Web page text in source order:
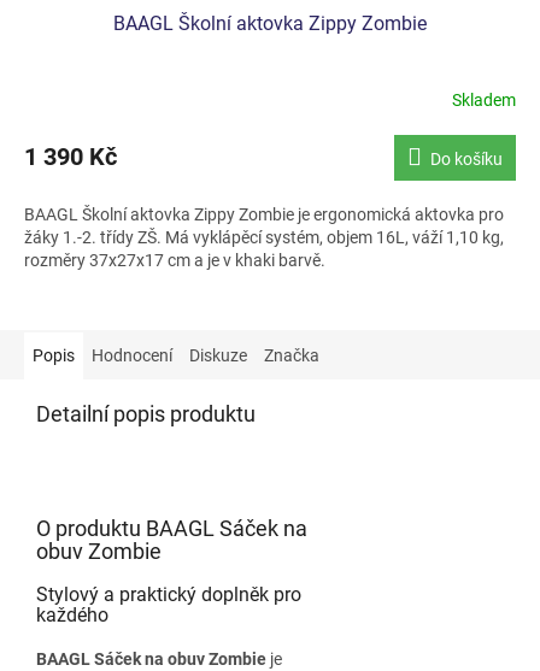
BAAGL Školní aktovka Zippy Zombie
Skladem
1 390 Kč Do košíku
BAAGL Školní aktovka Zippy Zombie je ergonomická aktovka pro
žáky 1.-2. třídy ZŠ. Má vyklápěcí systém, objem 16L, váží 1,10 kg,
rozměry 37x27x17 cm a je v khaki barvě.
Popis Hodnocení Diskuze Značka
Detailní popis produktu
O produktu BAAGL Sáček na
obuv Zombie
Stylový a praktický doplněk pro
každého
BAAGL Sáček na obuv Zombie je